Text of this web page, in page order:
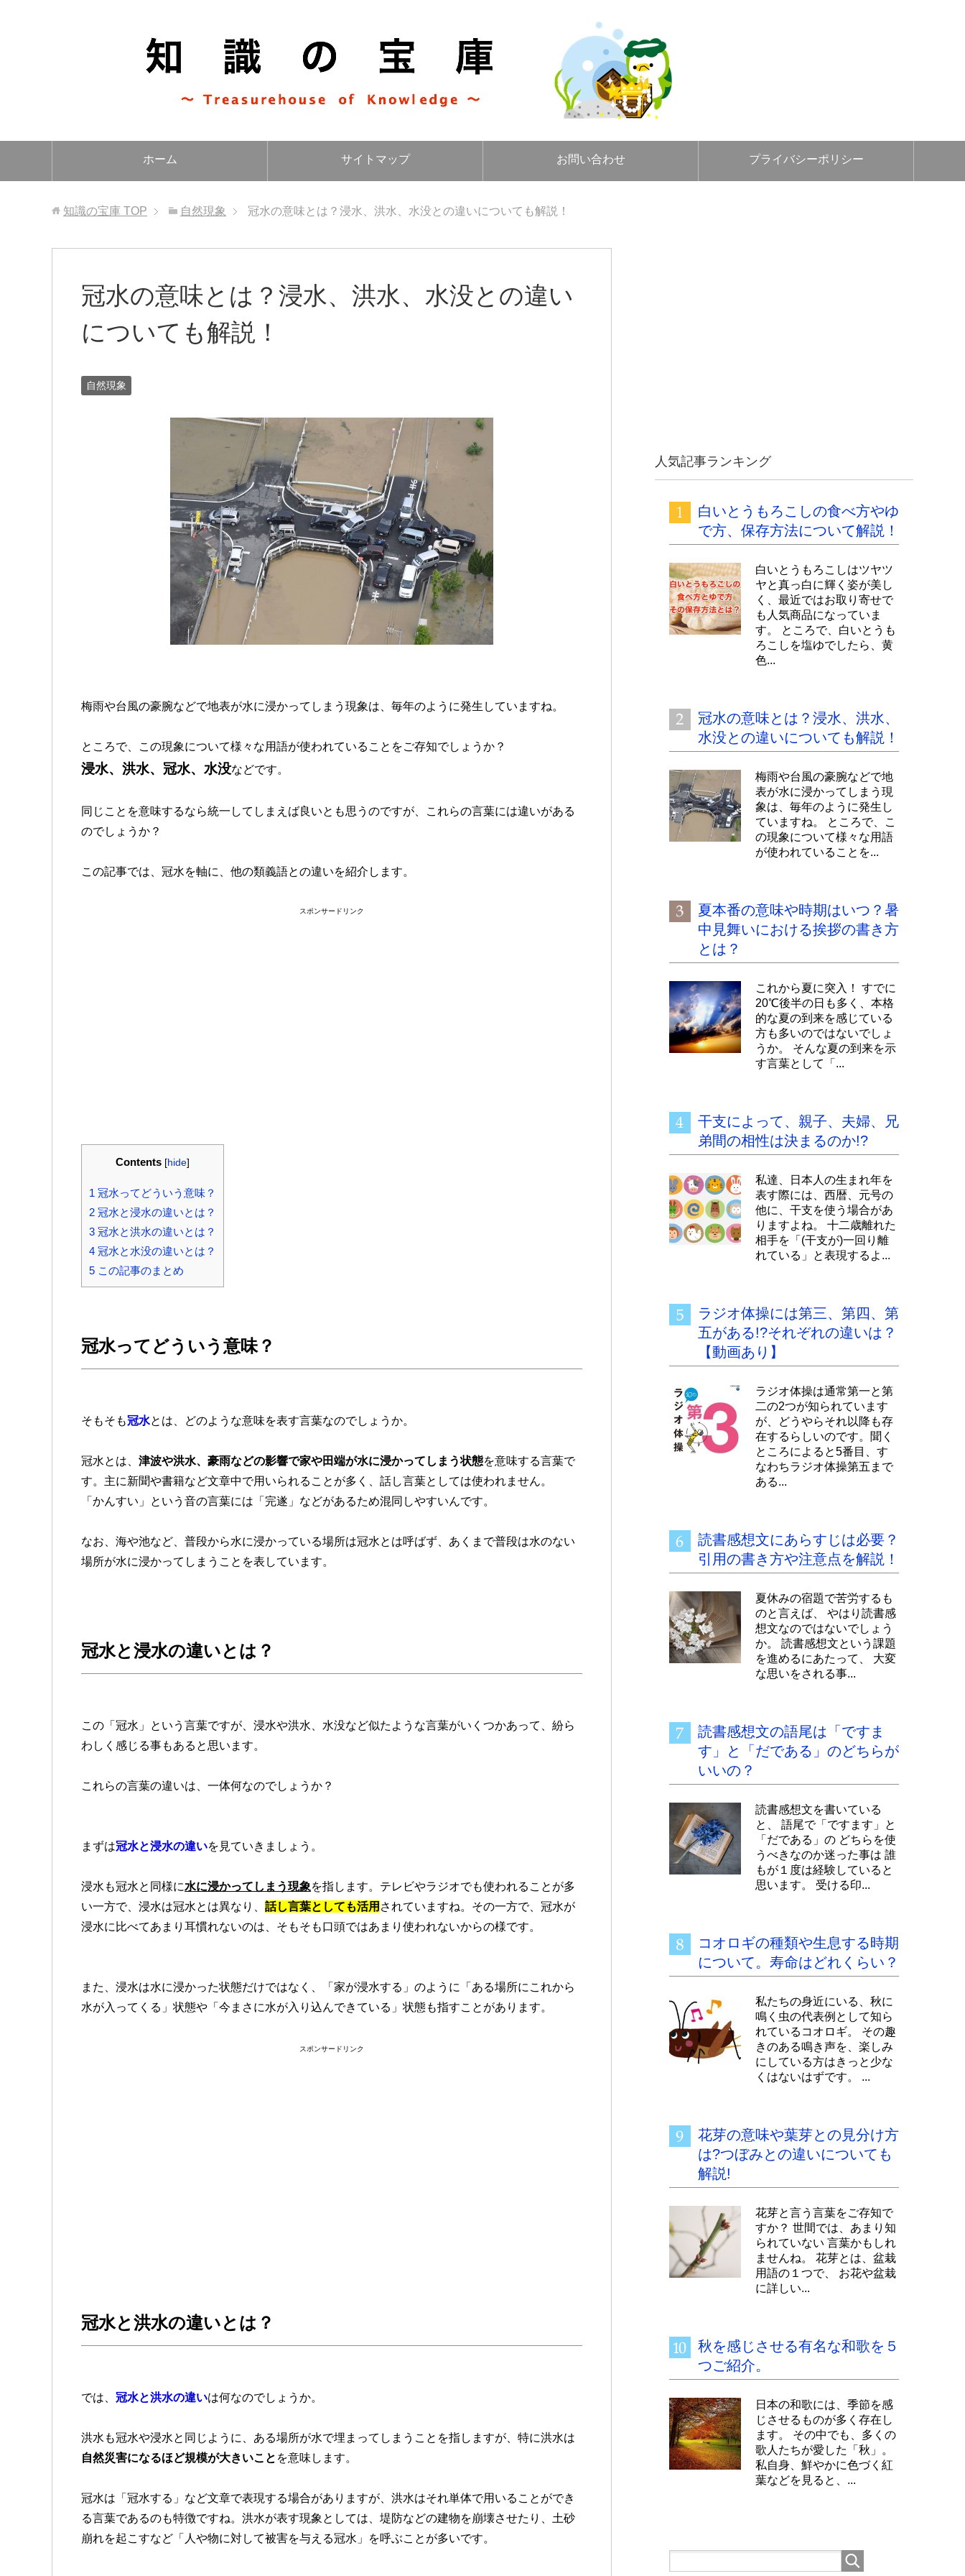
ホーム サイトマップ お問い合わせ プライバシーポリシー
知識の宝庫 TOP 自然現象 冠水の意味とは？浸水、洪水、水没との違いについても解説！
冠水の意味とは？浸水、洪水、水没との違い
についても解説！
自然現象
梅雨や台風の豪腕などで地表が水に浸かってしまう現象は、毎年のように発生していますね。
ところで、この現象について様々な用語が使われていることをご存知でしょうか？
浸水、洪水、冠水、水没などです。
同じことを意味するなら統一してしまえば良いとも思うのですが、これらの言葉には違いがある
のでしょうか？
この記事では、冠水を軸に、他の類義語との違いを紹介します。
スポンサードリンク
Contents [hide]
1 冠水ってどういう意味？
2 冠水と浸水の違いとは？
3 冠水と洪水の違いとは？
4 冠水と水没の違いとは？
5 この記事のまとめ
冠水ってどういう意味？
そもそも冠水とは、どのような意味を表す言葉なのでしょうか。
冠水とは、 津波や洪水、豪雨などの影響で家や田端が水に浸かってしまう状態を意味する言葉で
す。主に新聞や書籍など文章中で用いられることが多く、話し言葉としては使われません。
「かんすい」という音の言葉には「完遂」などがあるため混同しやすいんです。
なお、海や池など、普段から水に浸かっている場所は冠水とは呼ばず、あくまで普段は水のない
場所が水に浸かってしまうことを表しています。
冠水と浸水の違いとは？
この「冠水」という言葉ですが、浸水や洪水、水没など似たような言葉がいくつかあって、紛ら
わしく感じる事もあると思います。
これらの言葉の違いは、一体何なのでしょうか？
まずは冠水と浸水の違いを見ていきましょう。
浸水も冠水と同様に水に浸かってしまう現象を指します。テレビやラジオでも使われることが多
い一方で、浸水は冠水とは異なり、 話し言葉としても活用 されていますね。その一方で、冠水が
浸水に比べてあまり耳慣れないのは、そもそも口頭ではあまり使われないからの様です。
また、浸水は水に浸かった状態だけではなく、「家が浸水する」のように「ある場所にこれから
水が入ってくる」状態や「今まさに水が入り込んできている」状態も指すことがあります。
スポンサードリンク
冠水と洪水の違いとは？
では、 冠水と洪水の違いは何なのでしょうか。
洪水も冠水や浸水と同じように、ある場所が水で埋まってしまうことを指しますが、特に洪水は
自然災害になるほど規模が大きいこと を意味します。
冠水は「冠水する」など文章で表現する場合がありますが、洪水はそれ単体で用いることができ
る言葉であるのも特徴ですね。洪水が表す現象としては、堤防などの建物を崩壊させたり、土砂
崩れを起こすなど「人や物に対して被害を与える冠水」を呼ぶことが多いです。
人気記事ランキング
白いとうもろこしの食べ方やゆ
で方、保存方法について解説！
白いとうもろこしはツヤツ
ヤと真っ白に輝く姿が美し
く、最近ではお取り寄せで
も人気商品になっていま
す。 ところで、白いとうも
ろこしを塩ゆでしたら、黄
色...
冠水の意味とは？浸水、洪水、
水没との違いについても解説！
梅雨や台風の豪腕などで地
表が水に浸かってしまう現
象は、毎年のように発生し
ていますね。 ところで、こ
の現象について様々な用語
が使われていることを...
夏本番の意味や時期はいつ？暑
中見舞いにおける挨拶の書き方
とは？
これから夏に突入！ すでに
20℃後半の日も多く、本格
的な夏の到来を感じている
方も多いのではないでしょ
うか。 そんな夏の到来を示
す言葉として「...
干支によって、親子、夫婦、兄
弟間の相性は決まるのか!?
私達、日本人の生まれ年を
表す際には、西暦、元号の
他に、干支を使う場合があ
りますよね。 十二歳離れた
相手を「(干支が)一回り離
れている」と表現するよ...
ラジオ体操には第三、第四、第
五がある!?それぞれの違いは？
【動画あり】
ラジオ体操は通常第一と第
二の2つが知られています
が、どうやらそれ以降も存
在するらしいのです。聞く
ところによると5番目、す
なわちラジオ体操第五まで
ある...
読書感想文にあらすじは必要？
引用の書き方や注意点を解説！
夏休みの宿題で苦労するも
のと言えば、 やはり読書感
想文なのではないでしょう
か。 読書感想文という課題
を進めるにあたって、 大変
な思いをされる事...
読書感想文の語尾は「ですま
す」と「だである」のどちらが
いいの？
読書感想文を書いている
と、 語尾で「ですます」と
「だである」の どちらを使
うべきなのか迷った事は 誰
もが１度は経験していると
思います。 受ける印...
コオロギの種類や生息する時期
について。寿命はどれくらい？
私たちの身近にいる、秋に
鳴く虫の代表例として知ら
れているコオロギ。 その趣
きのある鳴き声を、楽しみ
にしている方はきっと少な
くはないはずです。 ...
花芽の意味や葉芽との見分け方
は?つぼみとの違いについても
解説!
花芽と言う言葉をご存知で
すか？ 世間では、あまり知
られていない 言葉かもしれ
ませんね。 花芽とは、盆栽
用語の１つで、 お花や盆栽
に詳しい...
秋を感じさせる有名な和歌を５
つご紹介。
日本の和歌には、季節を感
じさせるものが多く存在し
ます。 その中でも、多くの
歌人たちが愛した「秋」。
私自身、鮮やかに色づく紅
葉などを見ると、...